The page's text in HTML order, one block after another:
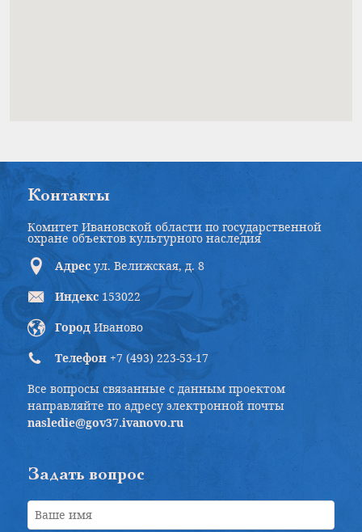
Контакты
Комитет Ивановской области по государственной
охране объектов культурного наследия
Адрес ул. Велижская, д. 8
Индекс 153022
Город Иваново
Телефон +7 (493) 223-53-17
Все вопросы связанные с данным проектом
направляйте по адресу электронной почты
nasledie@gov37.ivanovo.ru
Задать вопрос